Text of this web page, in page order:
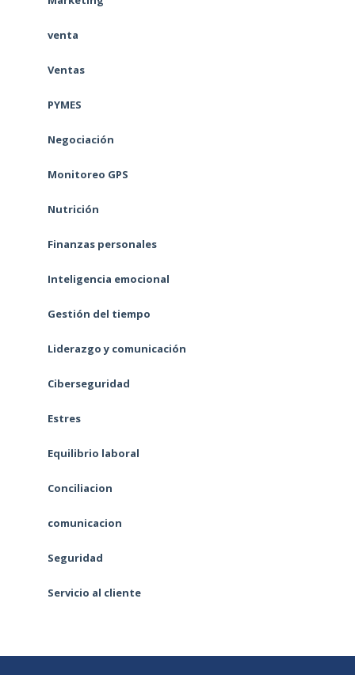
venta
Ventas
PYMES
Negociación
Monitoreo GPS
Nutrición
Finanzas personales
Inteligencia emocional
Gestión del tiempo
Liderazgo y comunicación
Ciberseguridad
Estres
Equilibrio laboral
Conciliacion
comunicacion
Seguridad
Servicio al cliente